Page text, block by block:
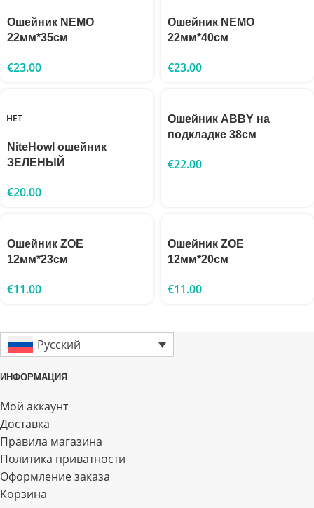
Ошейник NEMO
22мм*35см
€23.00
Ошейник NEMO
22мм*40см
€23.00
НЕТ
NiteHowl ошейник
ЗЕЛЕНЫЙ
€20.00
Ошейник ABBY на
подкладке 38см
€22.00
Ошейник ZOE
12мм*23см
€11.00
Ошейник ZOE
12мм*20см
€11.00
Русский
ИНФОРМАЦИЯ
Мой аккаунт
Доставка
Правила магазина
Политика приватности
Оформление заказа
Корзина